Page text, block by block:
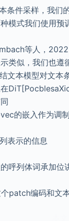
条件采样，我们
模式我们使用
等人，
类似，我们也
文本模型对文本
的嵌入作为调
表示的信息
呼列体词承加位
patch编码和文